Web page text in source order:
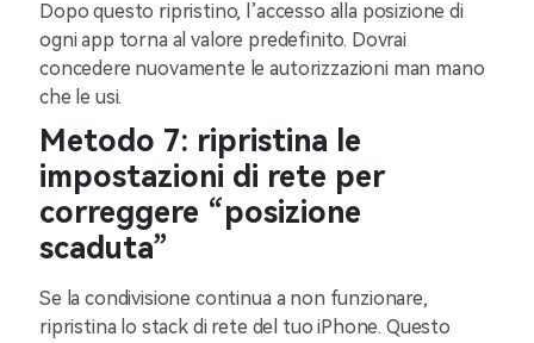
Dopo questo ripristino, l’accesso alla posizione di
ogni app torna al valore predefinito. Dovrai
concedere nuovamente le autorizzazioni man mano
che le usi.
Metodo 7: ripristina le
impostazioni di rete per
correggere “posizione
scaduta”
Se la condivisione continua a non funzionare,
ripristina lo stack di rete del tuo iPhone. Questo